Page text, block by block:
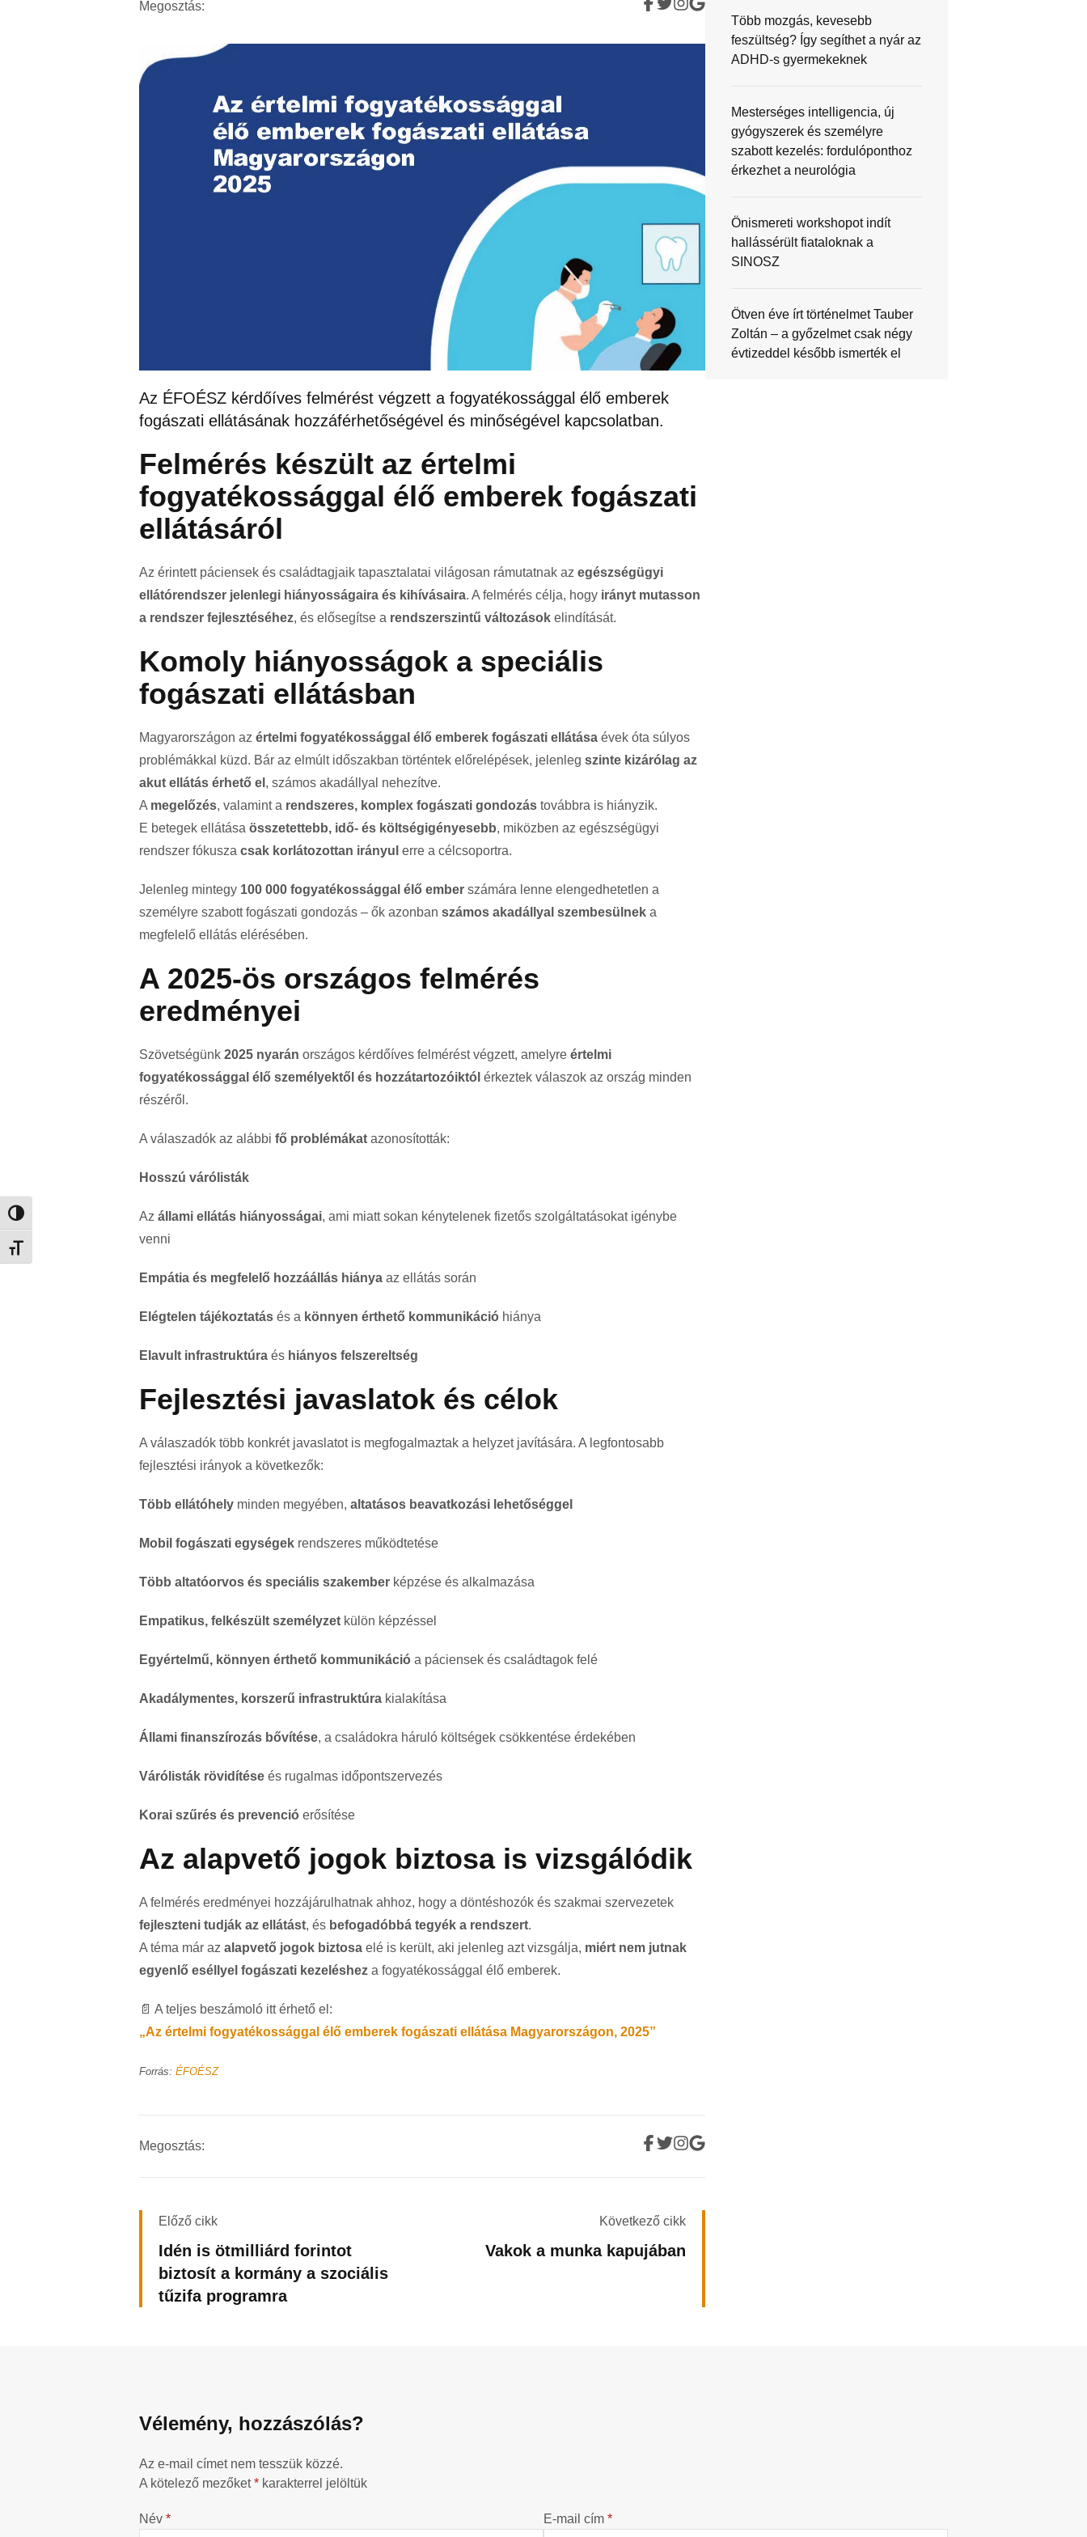
Nagy kontraszt váltása
Betűméret váltása
Megosztás:
Az ÉFOÉSZ kérdőíves felmérést végzett a fogyatékossággal élő emberek
fogászati ellátásának hozzáférhetőségével és minőségével kapcsolatban.
Felmérés készült az értelmi
fogyatékossággal élő emberek fogászati
ellátásáról
Az érintett páciensek és családtagjaik tapasztalatai világosan rámutatnak az egészségügyi
ellátórendszer jelenlegi hiányosságaira és kihívásaira. A felmérés célja, hogy irányt mutasson
a rendszer fejlesztéséhez, és elősegítse a rendszerszintű változások elindítását.
Komoly hiányosságok a speciális
fogászati ellátásban
Magyarországon az értelmi fogyatékossággal élő emberek fogászati ellátása évek óta súlyos
problémákkal küzd. Bár az elmúlt időszakban történtek előrelépések, jelenleg szinte kizárólag az
akut ellátás érhető el , számos akadállyal nehezítve.
A megelőzés, valamint a rendszeres, komplex fogászati gondozás továbbra is hiányzik.
E betegek ellátása összetettebb, idő- és költségigényesebb, miközben az egészségügyi
rendszer fókusza csak korlátozottan irányul erre a célcsoportra.
Jelenleg mintegy 100 000 fogyatékossággal élő ember számára lenne elengedhetetlen a
személyre szabott fogászati gondozás – ők azonban számos akadállyal szembesülnek a
megfelelő ellátás elérésében.
A 2025-ös országos felmérés
eredményei
Szövetségünk 2025 nyarán országos kérdőíves felmérést végzett, amelyre értelmi
fogyatékossággal élő személyektől és hozzátartozóiktól érkeztek válaszok az ország minden
részéről.
A válaszadók az alábbi fő problémákat azonosították:
Hosszú várólisták
Az állami ellátás hiányosságai, ami miatt sokan kénytelenek fizetős szolgáltatásokat igénybe
venni
Empátia és megfelelő hozzáállás hiánya az ellátás során
Elégtelen tájékoztatás és a könnyen érthető kommunikáció hiánya
Elavult infrastruktúra és hiányos felszereltség
Fejlesztési javaslatok és célok
A válaszadók több konkrét javaslatot is megfogalmaztak a helyzet javítására. A legfontosabb
fejlesztési irányok a következők:
Több ellátóhely minden megyében, altatásos beavatkozási lehetőséggel
Mobil fogászati egységek rendszeres működtetése
Több altatóorvos és speciális szakember képzése és alkalmazása
Empatikus, felkészült személyzet külön képzéssel
Egyértelmű, könnyen érthető kommunikáció a páciensek és családtagok felé
Akadálymentes, korszerű infrastruktúra kialakítása
Állami finanszírozás bővítése, a családokra háruló költségek csökkentése érdekében
Várólisták rövidítése és rugalmas időpontszervezés
Korai szűrés és prevenció erősítése
Az alapvető jogok biztosa is vizsgálódik
A felmérés eredményei hozzájárulhatnak ahhoz, hogy a döntéshozók és szakmai szervezetek
fejleszteni tudják az ellátást, és befogadóbbá tegyék a rendszert.
A téma már az alapvető jogok biztosa elé is került, aki jelenleg azt vizsgálja, miért nem jutnak
egyenlő eséllyel fogászati kezeléshez a fogyatékossággal élő emberek.
📄 A teljes beszámoló itt érhető el:
„Az értelmi fogyatékossággal élő emberek fogászati ellátása Magyarországon, 2025”
Forrás: ÉFOÉSZ
Megosztás:
Előző cikk
Idén is ötmilliárd forintot
biztosít a kormány a szociális
tűzifa programra
Következő cikk
Vakok a munka kapujában
Több mozgás, kevesebb
feszültség? Így segíthet a nyár az
ADHD-s gyermekeknek
Mesterséges intelligencia, új
gyógyszerek és személyre
szabott kezelés: fordulóponthoz
érkezhet a neurológia
Önismereti workshopot indít
hallássérült fiataloknak a
SINOSZ
Ötven éve írt történelmet Tauber
Zoltán – a győzelmet csak négy
évtizeddel később ismerték el
Vélemény, hozzászólás?
Az e-mail címet nem tesszük közzé.
A kötelező mezőket* karakterrel jelöltük
Név * E-mail cím *